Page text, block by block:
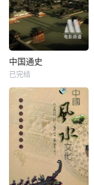
中国通史
已完结